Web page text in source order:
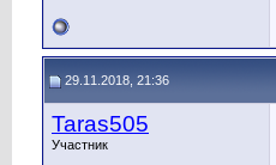
29.11.2018, 21:36
Taras505
Участник